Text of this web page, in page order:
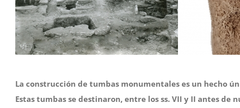
La construcción de tumbas monumentales es un hecho
Estas tumbas se destinaron, entre los ss. VII y II antes de